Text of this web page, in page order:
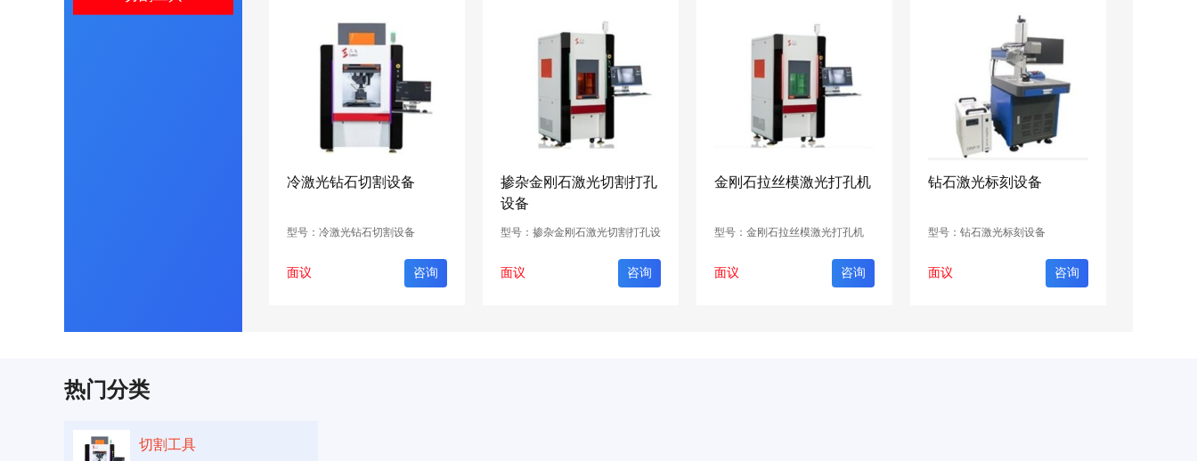
冷激光钻石切割设备
型号：冷激光钻石切割设备
面议 咨询
掺杂金刚石激光切割打孔
设备
型号：掺杂金刚石激光切割打孔设
面议 咨询
金刚石拉丝模激光打孔机
型号：金刚石拉丝模激光打孔机
面议 咨询
钻石激光标刻设备
型号：钻石激光标刻设备
面议 咨询
热门分类
切割工具